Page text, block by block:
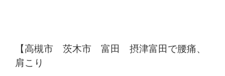
【高槻市 茨木市 富田 摂津富田で腰痛、
肩こり